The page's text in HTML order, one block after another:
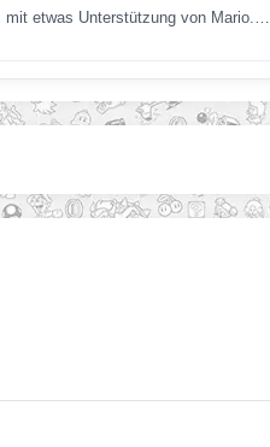
etwas Unterstützung von Mario.…